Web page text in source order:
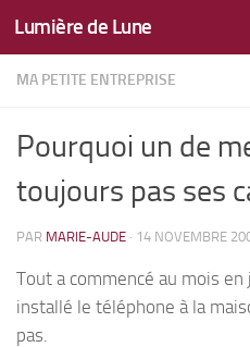
Skip to content
Lumière de Lune
MA PETITE ENTREPRISE
Pourquoi un de
toujours pas ses
PAR MARIE-AUDE · 14 NOVEMBRE
Tout a commencé au mois
installé le téléphone à la
pas.